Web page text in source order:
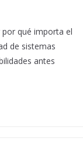
qué importa el
de sistemas
antes